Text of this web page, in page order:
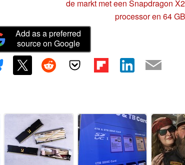
de markt met een Snapdragon
processor en 64
Add as a preferred
source on Google